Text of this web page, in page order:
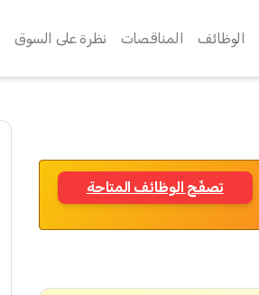
الوظائف المناقصات نظرة على السوق
تصفّح الوظائف المتاحة